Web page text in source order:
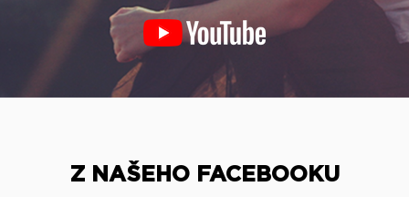
Z NAŠEHO FACEBOOKU